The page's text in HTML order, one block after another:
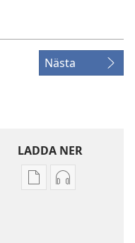
Nästa
LADDA NER
Valmöjligheter